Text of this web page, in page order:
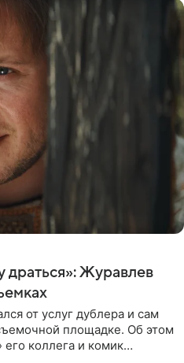
драться»: Журавлев
от услуг дублера и сам
площадке. Об этом
его коллега и комик